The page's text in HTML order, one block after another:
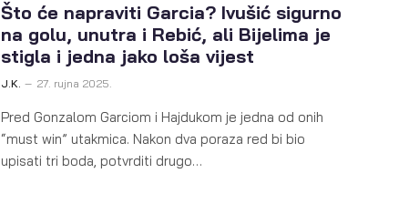
Što će napraviti Garcia? Ivušić sigurno
na golu, unutra i Rebić, ali Bijelima je
stigla i jedna jako loša vijest
J.K. 27. rujna 2025.
Pred Gonzalom Garciom i Hajdukom je jedna od onih
“must win” utakmica. Nakon dva poraza red bi bio
upisati tri boda, potvrditi drugo…